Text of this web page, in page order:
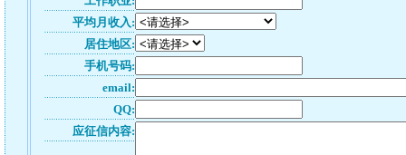
平均月收入:
居住地区:
手机号码:
email:
QQ:
应征信内容: